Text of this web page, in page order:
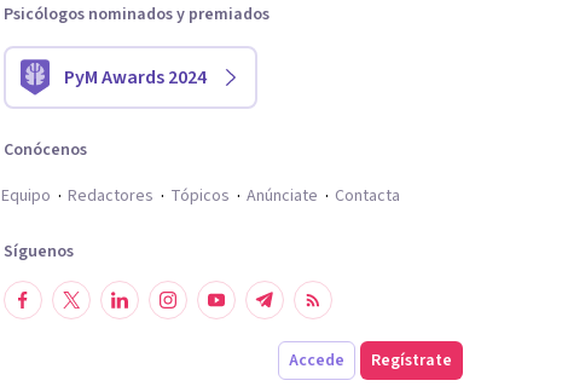
Psicólogos nominados y premiados
PyM Awards 2024
Conócenos
Equipo
Redactores Tópicos Anúnciate Contacta
Síguenos
Accede Regístrate